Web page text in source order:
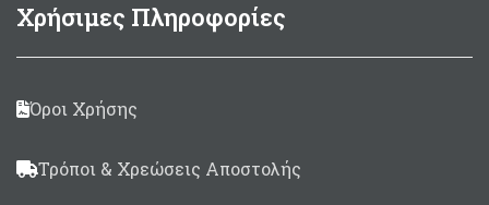
Χρήσιμες Πληροφορίες
Όροι Χρήσης
Τρόποι & Χρεώσεις Αποστολής